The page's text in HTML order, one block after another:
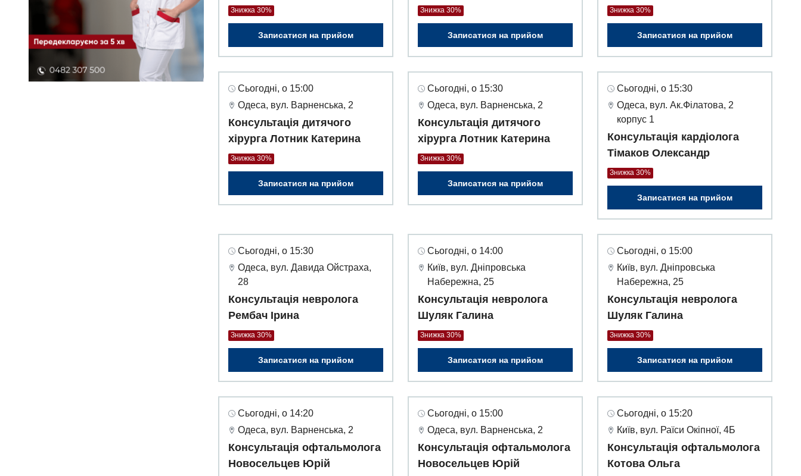
Знижка 30%
Записатися на прийом
Знижка 30%
Записатися на прийом
Знижка 30%
Записатися на прийом
Сьогодні, о 15:00
Одеса, вул. Варненська, 2
Консультація дитячого
хірурга Лотник Катерина
Знижка 30%
Записатися на прийом
Сьогодні, о 15:30
Одеса, вул. Варненська, 2
Консультація дитячого
хірурга Лотник Катерина
Знижка 30%
Записатися на прийом
Сьогодні, о 15:30
Одеса, вул. Ак.Філатова, 2
корпус 1
Консультація кардіолога
Тімаков Олександр
Знижка 30%
Записатися на прийом
Сьогодні, о 15:30
Одеса, вул. Давида Ойстраха,
28
Консультація невролога
Рембач Ірина
Знижка 30%
Записатися на прийом
Сьогодні, о 14:00
Київ, вул. Дніпровська
Набережна, 25
Консультація невролога
Шуляк Галина
Знижка 30%
Записатися на прийом
Сьогодні, о 15:00
Київ, вул. Дніпровська
Набережна, 25
Консультація невролога
Шуляк Галина
Знижка 30%
Записатися на прийом
Сьогодні, о 14:20
Одеса, вул. Варненська, 2
Консультація офтальмолога
Новосельцев Юрій
Сьогодні, о 15:00
Одеса, вул. Варненська, 2
Консультація офтальмолога
Новосельцев Юрій
Сьогодні, о 15:20
Київ, вул. Раїси Окіпної, 4Б
Консультація офтальмолога
Котова Ольга